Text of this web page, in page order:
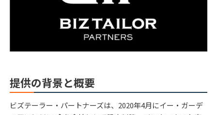
提供の背景と概要
ビズテーラー・パートナーズは、2020年4月にイー・ガーデ